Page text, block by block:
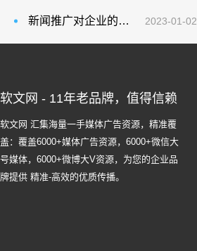
新闻推广对企业的有利之处 2023-01-02
软文网 - 11年老品牌，值得信赖
软文网 汇集海量一手媒体广告资源，精准覆
盖：覆盖6000+媒体广告资源，6000+微信大
号媒体，6000+微博大V资源，为您的企业品
牌提供 精准-高效的优质传播。